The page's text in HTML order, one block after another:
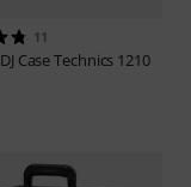
11
DJ Case Technics 1210